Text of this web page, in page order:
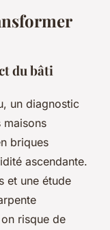
du bâti
un diagnostic
maisons
briques
ascendante.
et une étude
risque de